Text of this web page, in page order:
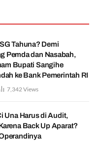
Tahuna? Demi
Pemda dan Nasabah,
Bupati Sangihe
ke Bank Pemerintah RI
7,342 Views
Una Harus di Audit,
Back Up Aparat?